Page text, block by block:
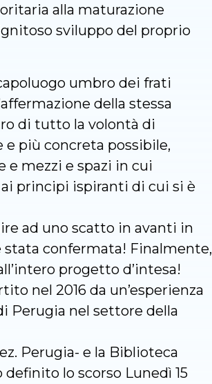
alla maturazione
sviluppo del proprio
umbro dei frati
della stessa
di tutto la volontà di
e più concreta possibile,
mezzi e spazi in cui
principi ispiranti di cui si è
ad uno scatto in avanti in
confermata! Finalmente,
progetto d’intesa!
nel 2016 da un’esperienza
Perugia nel settore della
Perugia- e la Biblioteca
lo scorso Lunedì 15